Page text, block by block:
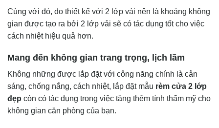
Cùng với đó, do thiết kế với 2 lớp vải nên là khoảng không
gian được tạo ra bởi 2 lớp vải sẽ có tác dụng tốt cho việc
cách nhiệt hiệu quả hơn.
Mang đến không gian trang trọng, lịch lãm
Không những được lắp đặt với công năng chính là cản
sáng, chống nắng, cách nhiệt, lắp đặt mẫu rèm cửa 2 lớp
đẹp còn có tác dụng trong việc tăng thêm tính thẩm mỹ cho
không gian căn phòng của bạn.